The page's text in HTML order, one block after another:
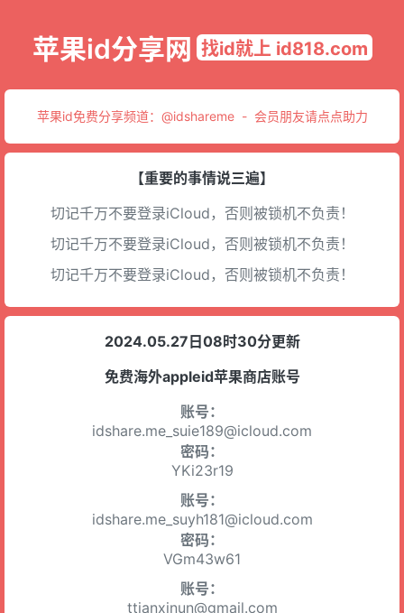
苹果id分享网 找id就上 id818.com
苹果id免费分享频道： @idshareme- 会员朋友请点点助力
【重要的事情说三遍】
切记千万不要登录iCloud，否则被锁机不负责！
切记千万不要登录iCloud，否则被锁机不负责！
切记千万不要登录iCloud，否则被锁机不负责！
2024.05.27日08时30分更新
免费海外appleid苹果商店账号
账号：
idshare.me_suie189@icloud.com
密码：
YKi23r19
账号：
idshare.me_suyh181@icloud.com
密码：
VGm43w61
账号：
ttianxinun@gmail.com